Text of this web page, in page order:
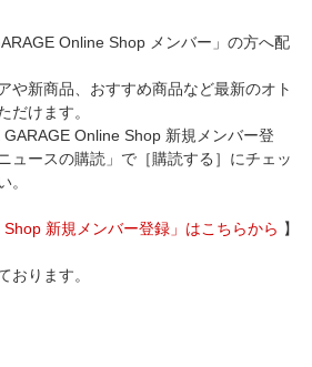
Online Shop メンバー」の方へ配
や新商品、おすすめ商品など最新のオト
だけます。
Online Shop 新規メンバー登
ュースの購読」で［購読する］にチェッ
。
Shop 新規メンバー登録」はこちらから 】
おります。